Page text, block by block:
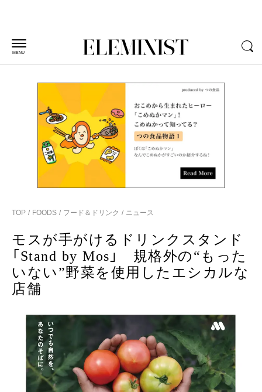
MENU
TOP FOODS フード＆ドリンク ニュース
モスが手がけるドリンクスタンド
「Stand by Mos」 規格外の“もった
いない”野菜を使用したエシカルな
店舗